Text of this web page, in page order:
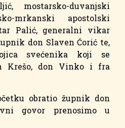
mostarsko-duvanjski
mrkanski apostolski
Palić, generalni vikar
don Slaven Ćorić te,
svećenika koji se
Krešo, don Vinko i fra
obratio župnik don
govor prenosimo u